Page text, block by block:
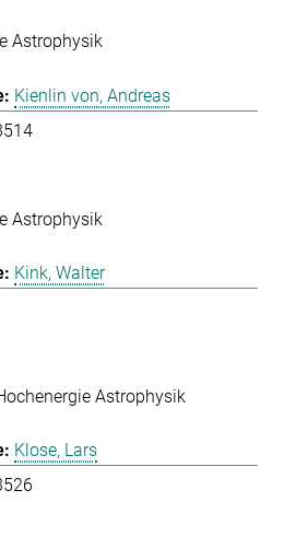
Astrophysik
Kienlin von, Andreas
Astrophysik
Kink, Walter
Astrophysik
Klose, Lars